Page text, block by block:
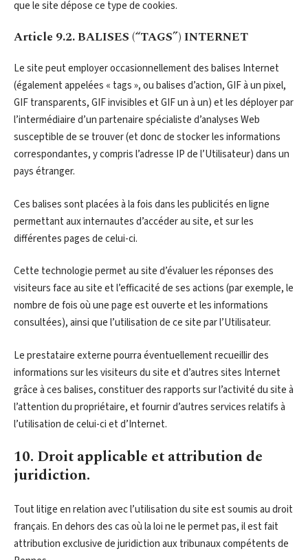
que le site dépose ce type de cookies.
Article 9.2. BALISES (“TAGS”) INTERNET
Le site peut employer occasionnellement des balises Internet
(également appelées « tags », ou balises d’action, GIF à un pixel,
GIF transparents, GIF invisibles et GIF un à un) et les déployer par
l’intermédiaire d’un partenaire spécialiste d’analyses Web
susceptible de se trouver (et donc de stocker les informations
correspondantes, y compris l’adresse IP de l’Utilisateur) dans un
pays étranger.
Ces balises sont placées à la fois dans les publicités en ligne
permettant aux internautes d’accéder au site, et sur les
différentes pages de celui-ci.
Cette technologie permet au site d’évaluer les réponses des
visiteurs face au site et l’efficacité de ses actions (par exemple, le
nombre de fois où une page est ouverte et les informations
consultées), ainsi que l’utilisation de ce site par l’Utilisateur.
Le prestataire externe pourra éventuellement recueillir des
informations sur les visiteurs du site et d’autres sites Internet
grâce à ces balises, constituer des rapports sur l’activité du site à
l’attention du propriétaire, et fournir d’autres services relatifs à
l’utilisation de celui-ci et d’Internet.
10. Droit applicable et attribution de
juridiction.
Tout litige en relation avec l’utilisation du site est soumis au droit
français. En dehors des cas où la loi ne le permet pas, il est fait
attribution exclusive de juridiction aux tribunaux compétents de